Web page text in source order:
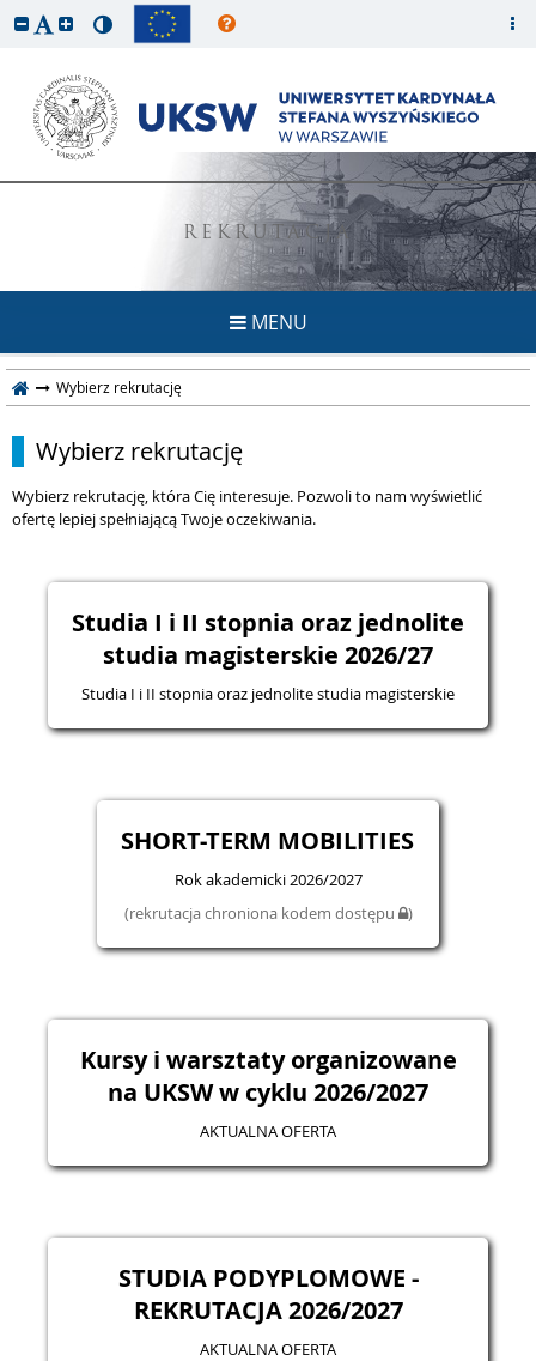
REKRUTACJA
MENU
Wybierz rekrutację
Wybierz rekrutację
Wybierz rekrutację, która Cię interesuje. Pozwoli to nam wyświetlić
ofertę lepiej spełniającą Twoje oczekiwania.
Studia I i II stopnia oraz jednolite
studia magisterskie 2026/27
Studia I i II stopnia oraz jednolite studia magisterskie
SHORT-TERM MOBILITIES
Rok akademicki 2026/2027
(rekrutacja chroniona kodem dostępu
)
Kursy i warsztaty organizowane
na UKSW w cyklu 2026/2027
AKTUALNA OFERTA
STUDIA PODYPLOMOWE -
REKRUTACJA 2026/2027
AKTUALNA OFERTA